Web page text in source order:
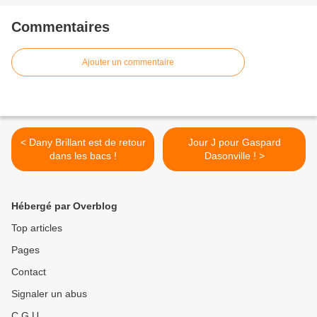
Commentaires
Ajouter un commentaire
< Dany Brillant est de retour
dans les bacs !
Jour J pour Gaspard
Dasonville ! >
Hébergé par Overblog
Top articles
Pages
Contact
Signaler un abus